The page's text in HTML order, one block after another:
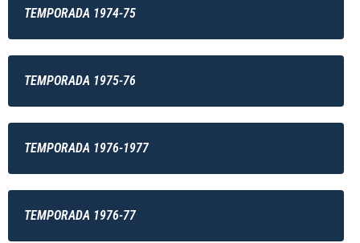
TEMPORADA 1974-75
TEMPORADA 1975-76
TEMPORADA 1976-1977
TEMPORADA 1976-77